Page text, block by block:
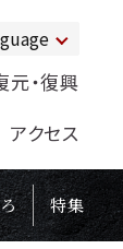
元・復興
アクセス
特集